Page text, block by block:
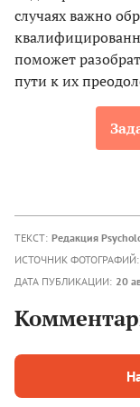
случаях важно
поможет
пути к их
ТЕКСТ: Редакция
ИСТОЧНИК ФОТОГРАФИЙ:
ДАТА ПУБЛИКАЦИИ: 20